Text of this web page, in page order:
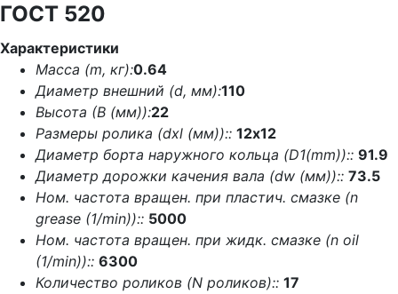
ГОСТ 520
Характеристики
Масса (m, кг):0.64
Диаметр внешний (d, мм):110
Высота (В (мм)):22
Размеры ролика (dxl (мм)):: 12х12
Диаметр борта наружного кольца (D1(mm)):: 91.9
Диаметр дорожки качения вала (dw (мм)):: 73.5
Ном. частота вращен. при пластич. смазке (n
grease (1/min)):: 5000
Ном. частота вращен. при жидк. смазке (n oil
(1/min)):: 6300
Количество роликов (N роликов):: 17